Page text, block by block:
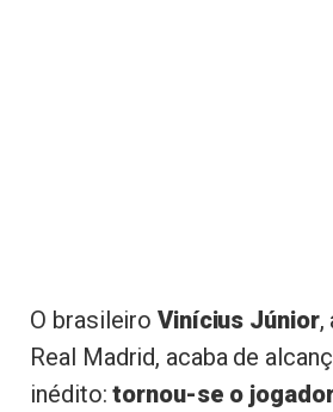
O brasileiro Vinícius Júnior,
Real Madrid, acaba de
inédito: tornou-se o